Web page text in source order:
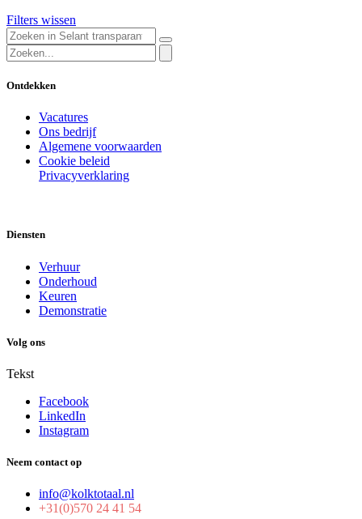
Filters wissen
Ontdekken
Vacatures
Ons bedrijf
Algemene voorwaarden
Cookie beleid
Privacyverklaring
Diensten
Verhuur
Onderhoud
Keuren
Demonstratie
Volg ons
Tekst
Facebook
LinkedIn
Instagram
Neem contact op
info@kolktotaal.nl
+31(0)570 24 41 54